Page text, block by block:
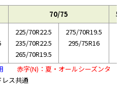
70/75
225/70R22.5
235/70R22.5
265/70R19.5
275/70R19.5
295/75R16
赤字(N)：夏・オールシーズンタ
ス共通